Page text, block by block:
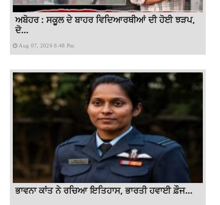
ਅਬੋਹਰ : ਸਕੂਲ ਦੇ ਬਾਹਰ ਵਿਦਿਆਰਥੀਆਂ ਦੀ ਹੋਈ ਝੜਪ,
ਦੋ...
Aug 07, 2026 6:48 Pm
ਭਾਵਨਾ ਕਾਂਤ ਨੇ ਰਚਿਆ ਇਤਿਹਾਸ, ਭਾਰਤੀ ਹਵਾਈ ਫ਼ੌਜ...